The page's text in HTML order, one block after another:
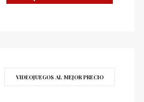
VIDEOJUEGOS AL MEJOR PRECIO